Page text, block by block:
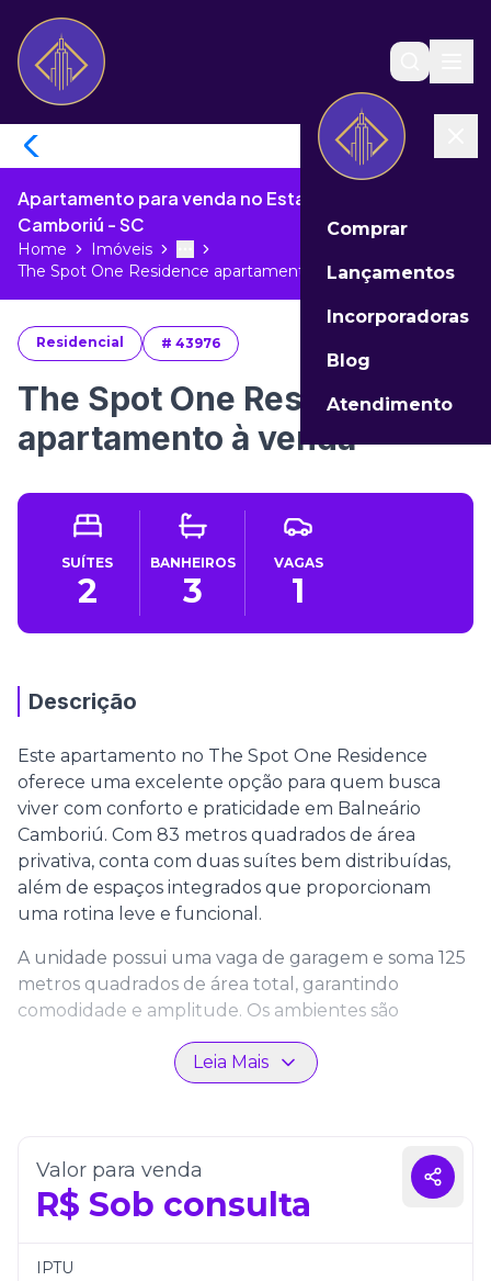
Comprar
Lançamentos
Incorporadoras
Blog
Atendimento
Apartamento para venda no Estados de Balneário
Camboriú - SC
Home Imóveis More
Toggle menu
The Spot One Residence apartamento ...
Residencial # 43976
The Spot One Residence
apartamento à venda
SUÍTES
2
BANHEIROS
3
VAGAS
1
Descrição
Este apartamento no The Spot One Residence
oferece uma excelente opção para quem busca
viver com conforto e praticidade em Balneário
Camboriú. Com 83 metros quadrados de área
privativa, conta com duas suítes bem distribuídas,
além de espaços integrados que proporcionam
uma rotina leve e funcional.
A unidade possui uma vaga de garagem e soma 125
metros quadrados de área total, garantindo
comodidade e amplitude. Os ambientes são
modernos, bem ventilados e iluminados, perfeitos
para quem valoriza qualidade de vida em um
imóvel planejado com atenção aos detalhes.
empreendimento oferece estrutura completa, com
áreas comuns que elevam a experiência de morar
bem. O The Spot One Residence reúne sofisticação,
urbana com estilo e tranquilidade.
Leia Mais
Valor para venda
R$ Sob consulta
IPTU